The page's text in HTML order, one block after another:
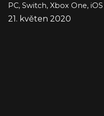
PC, Switch, Xbox One, iOS
21. květen 2020